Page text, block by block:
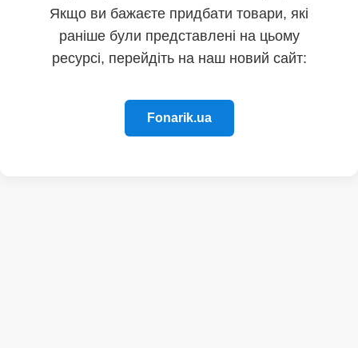
Якщо ви бажаєте придбати товари, які
раніше були представлені на цьому
ресурсі, перейдіть на наш новий сайт:
Fonarik.ua